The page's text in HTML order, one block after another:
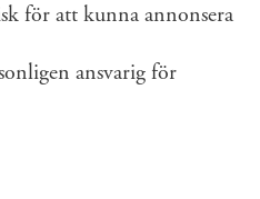
för att kunna annonsera
ansvarig för